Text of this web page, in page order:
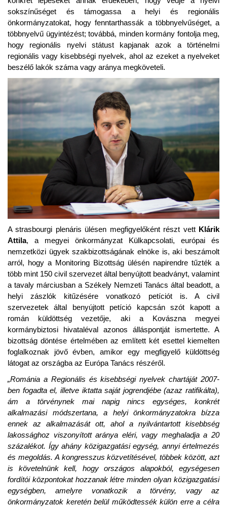
sokszínűséget és támogassa a helyi és regionális
önkormányzatokat, hogy fenntarthassák a többnyelvűséget, a
többnyelvű ügyintézést; továbbá, minden kormány fontolja meg,
hogy regionális nyelvi státust kapjanak azok a történelmi
regionális vagy kisebbségi nyelvek, ahol az ezeket a nyelveket
beszélő lakók száma vagy aránya megköveteli.
A strasbourgi plenáris ülésen megfigyelőként részt vett Klárik
Attila, a megyei önkormányzat Külkapcsolati, európai és
nemzetközi ügyek szakbizottságának elnöke is, aki beszámolt
arról, hogy a Monitoring Bizottság ülésén napirendre tűzték a
több mint 150 civil szervezet által benyújtott beadványt, valamint
a tavaly márciusban a Székely Nemzeti Tanács által beadott, a
helyi zászlók kitűzésére vonatkozó petíciót is. A civil
szervezetek által benyújtott petíció kapcsán szót kapott a
román küldöttség vezetője, aki a Kovászna megyei
kormánybiztosi hivataléval azonos álláspontját ismertette. A
bizottság döntése értelmében az említett két esettel kiemelten
foglalkoznak jövő évben, amikor egy megfigyelő küldöttség
látogat az országba az Európa Tanács részéről.
„Románia a Regionális és kisebbségi nyelvek chartáját 2007-
ben fogadta el, illetve iktatta saját jogrendjébe (azaz ratifikálta),
ám a törvénynek mai napig nincs egységes, konkrét
alkalmazási módszertana, a helyi önkormányzatokra bízza
ennek az alkalmazását ott, ahol a nyilvántartott kisebbség
lakossághoz viszonyított aránya eléri, vagy meghaladja a 20
százalékot. Így ahány közigazgatási egység, annyi értelmezés
és megoldás. A kongresszus közvetítésével, többek között, azt
is követelnünk kell, hogy országos alapokból, egységesen
fordítói központokat hozzanak létre minden olyan közigazgatási
egységben, amelyre vonatkozik a törvény, vagy az
önkormányzatok keretén belül működtessék külön erre a célra